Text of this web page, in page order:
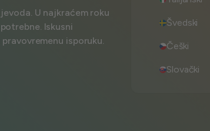
U najkraćem roku
Iskusni
isporuku.
Švedski
Češki
Slovački